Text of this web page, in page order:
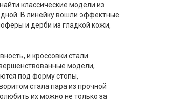
классические модели из
В линейку вошли эффектные
и дерби из гладкой кожи,
и кроссовки стали
модели,
под форму стопы,
стала пара из прочной
их можно не только за